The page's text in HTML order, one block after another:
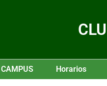
Horarios